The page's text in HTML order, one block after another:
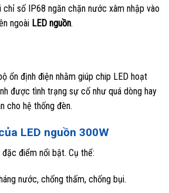
số IP68 ngăn chặn nước xâm nhập vào
ngoài LED nguồn.
ổn định điện nhằm giúp chip LED hoạt
được tình trạng sự cố như quá dòng hay
cho hệ thống đèn.
LED nguồn 300W
điểm nổi bật. Cụ thể:
nước, chống thấm, chống bụi.